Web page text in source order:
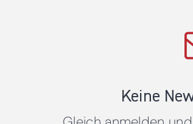
Keine